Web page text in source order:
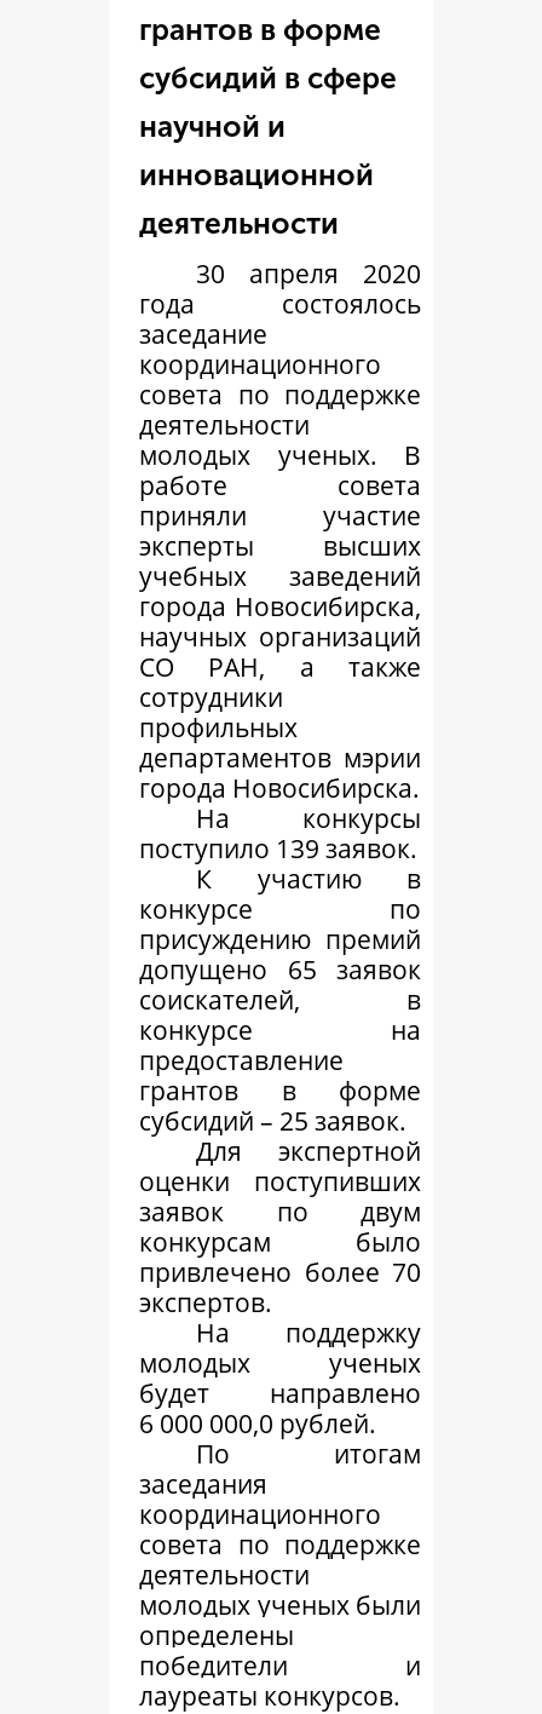
грантов в форме
субсидий в сфере
научной и
инновационной
деятельности
30 апреля 2020
года состоялось
заседание
координационного
совета по поддержке
деятельности
молодых ученых. В
работе совета
приняли участие
эксперты высших
учебных заведений
города Новосибирска,
научных организаций
СО РАН, а также
сотрудники
профильных
департаментов мэрии
города Новосибирска.
На конкурсы
поступило 139 заявок.
К участию в
конкурсе по
присуждению премий
допущено 65 заявок
соискателей, в
конкурсе на
предоставление
грантов в форме
субсидий – 25 заявок.
Для экспертной
оценки поступивших
заявок по двум
конкурсам было
привлечено более 70
экспертов.
На поддержку
молодых ученых
будет направлено
6 000 000,0 рублей.
По итогам
заседания
координационного
совета по поддержке
деятельности
молодых ученых были
определены
победители и
лауреаты конкурсов.